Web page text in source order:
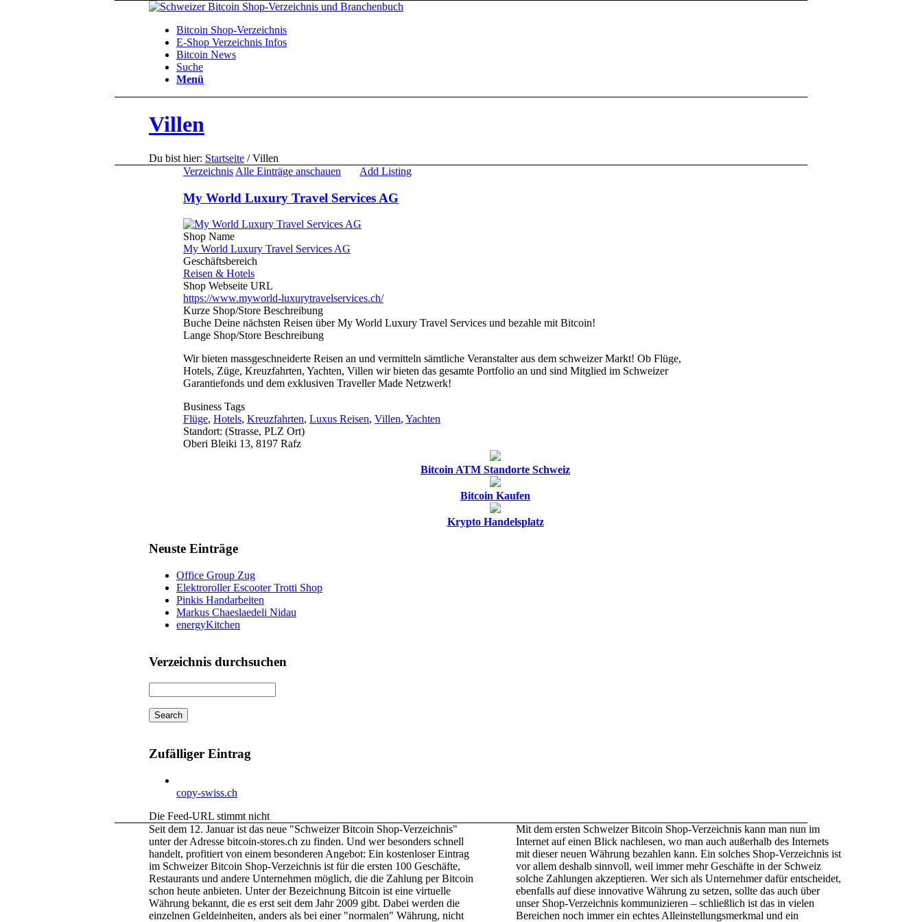
Bitcoin Shop-Verzeichnis
E-Shop Verzeichnis Infos
Bitcoin News
Suche
Menü
Villen
Du bist hier: Startseite / Villen
Verzeichnis Alle Einträge anschauen Add Listing
My World Luxury Travel Services AG
Shop Name
My World Luxury Travel Services AG
Geschäftsbereich
Reisen & Hotels
Shop Webseite URL
https://www.myworld-luxurytravelservices.ch/
Kurze Shop/Store Beschreibung
Buche Deine nächsten Reisen über My World Luxury Travel Services und bezahle mit Bitcoin!
Lange Shop/Store Beschreibung
Wir bieten massgeschneiderte Reisen an und vermitteln sämtliche Veranstalter aus dem schweizer Markt! Ob Flüge,
Hotels, Züge, Kreuzfahrten, Yachten, Villen wir bieten das gesamte Portfolio an und sind Mitglied im Schweizer
Garantiefonds und dem exklusiven Traveller Made Netzwerk!
Business Tags
Flüge, Hotels, Kreuzfahrten, Luxus Reisen, Villen, Yachten
Standort: (Strasse, PLZ Ort)
Oberi Bleiki 13, 8197 Rafz
Bitcoin ATM Standorte Schweiz
Bitcoin Kaufen
Krypto Handelsplatz
Neuste Einträge
Office Group Zug
Elektroroller Escooter Trotti Shop
Pinkis Handarbeiten
Markus Chaeslaedeli Nidau
energyKitchen
Verzeichnis durchsuchen
Zufälliger Eintrag
copy-swiss.ch
Die Feed-URL stimmt nicht
Seit dem 12. Januar ist das neue "Schweizer Bitcoin Shop-Verzeichnis"
unter der Adresse bitcoin-stores.ch zu finden. Und wer besonders schnell
handelt, profitiert von einem besonderen Angebot: Ein kostenloser Eintrag
im Schweizer Bitcoin Shop-Verzeichnis ist für die ersten 100 Geschäfte,
Restaurants und andere Unternehmen möglich, die die Zahlung per Bitcoin
schon heute anbieten. Unter der Bezeichnung Bitcoin ist eine virtuelle
Währung bekannt, die es erst seit dem Jahr 2009 gibt. Dabei werden die
einzelnen Geldeinheiten, anders als bei einer "normalen" Währung, nicht
Mit dem ersten Schweizer Bitcoin Shop-Verzeichnis kann man nun im
Internet auf einen Blick nachlesen, wo man auch außerhalb des Internets
mit dieser neuen Währung bezahlen kann. Ein solches Shop-Verzeichnis ist
vor allem deshalb sinnvoll, weil immer mehr Geschäfte in der Schweiz
solche Zahlungen akzeptieren. Wer sich als Unternehmer dafür entscheidet,
ebenfalls auf diese innovative Währung zu setzen, sollte das auch über
unser Shop-Verzeichnis kommunizieren – schließlich ist das in vielen
Bereichen noch immer ein echtes Alleinstellungsmerkmal und ein